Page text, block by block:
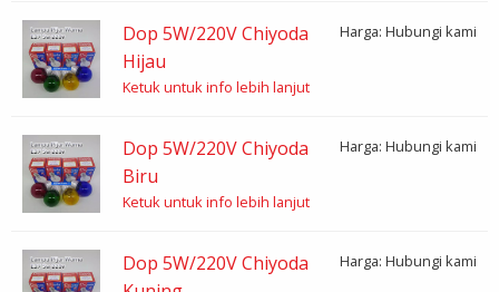
Dop 5W/220V Chiyoda
Hijau
Harga: Hubungi kami
Ketuk untuk info lebih lanjut
Dop 5W/220V Chiyoda
Biru
Harga: Hubungi kami
Ketuk untuk info lebih lanjut
Dop 5W/220V Chiyoda
Harga: Hubungi kami